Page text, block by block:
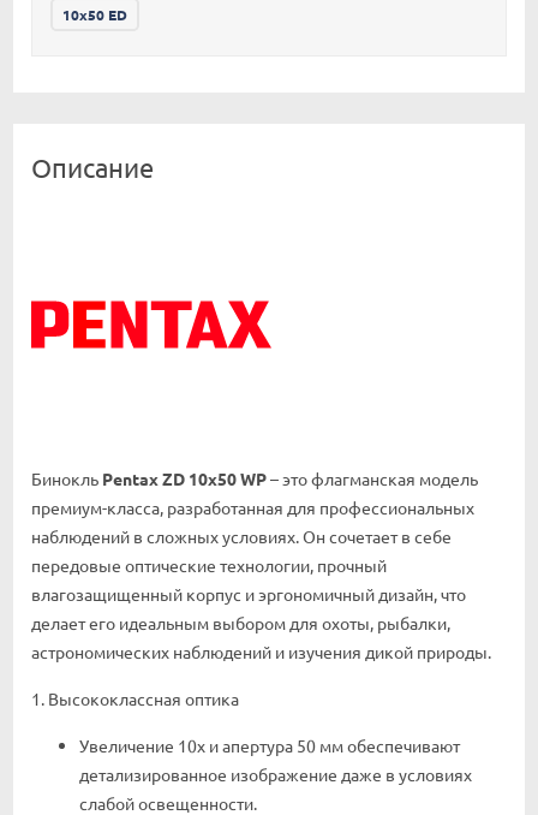
10x50 ED
Описание
Бинокль Pentax ZD 10x50 WP– это флагманская модель
премиум-класса, разработанная для профессиональных
наблюдений в сложных условиях. Он сочетает в себе
передовые оптические технологии, прочный
влагозащищенный корпус и эргономичный дизайн, что
делает его идеальным выбором для охоты, рыбалки,
астрономических наблюдений и изучения дикой природы.
1. Высококлассная оптика
Увеличение 10x и апертура 50 мм обеспечивают
детализированное изображение даже в условиях
слабой освещенности.